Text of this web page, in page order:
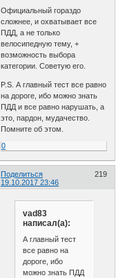
Официальный гораздо
сложнее, и охватывает все
ПДД, а не только
велосипедную тему, +
возможность выбора
категории. Советую его.
P.S. А главный тест все равно
на дороге, ибо можно знать
ПДД и все равно нарушать, а
это, пардон, мудачество.
Помните об этом.
0
Поделиться
219
19.10.2017 23:46
vad83
написал(а):
А главный тест
все равно на
дороге, ибо
можно знать ПДД